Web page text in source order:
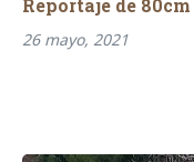
26 mayo, 2021